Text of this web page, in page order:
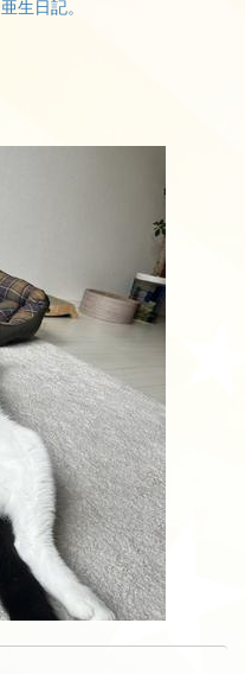
亜生日記。